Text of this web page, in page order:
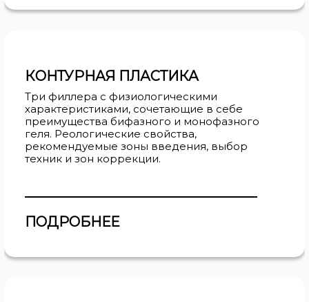
КОНТУРНАЯ ПЛАСТИКА
Три филлера с физиологическими
характеристиками, сочетающие в себе
преимущества бифазного и монофазного
геля. Реологические свойства,
рекомендуемые зоны введения, выбор
техник и зон коррекции.
ПОДРОБНЕЕ